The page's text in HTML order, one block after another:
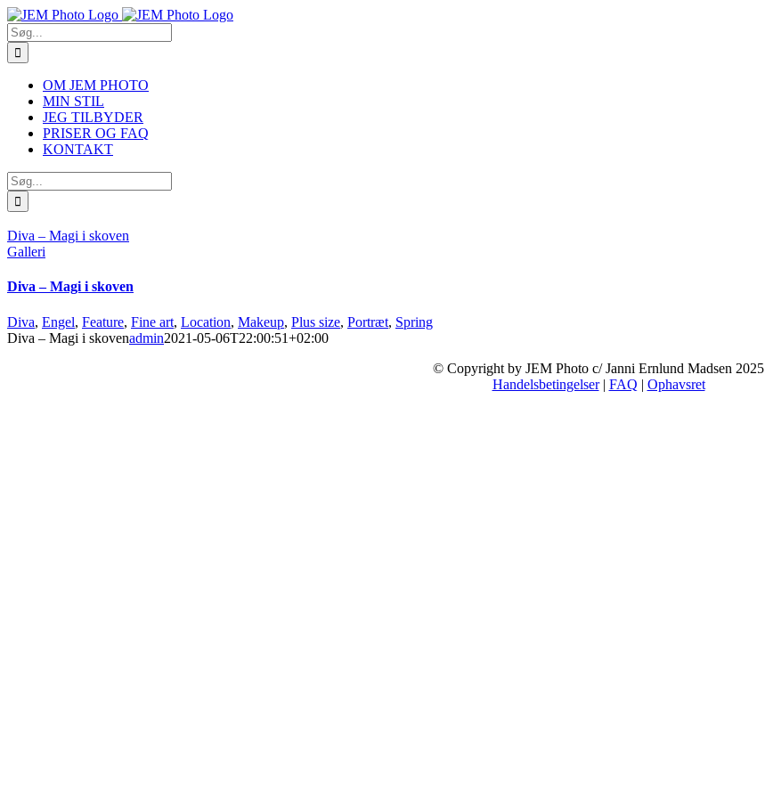
Skip
to
content
Søg
efter:
OM JEM PHOTO
MIN STIL
JEG TILBYDER
PRISER OG FAQ
KONTAKT
Søg
efter:
Diva – Magi i skoven
Galleri
Diva – Magi i skoven
Diva, Engel, Feature, Fine art, Location, Makeup, Plus size, Portræt, Spring
Diva – Magi i skovenadmin2021-05-06T22:00:51+02:00
© Copyright by JEM Photo c/ Janni Ernlund Madsen 2025
Handelsbetingelser| FAQ | Ophavsret